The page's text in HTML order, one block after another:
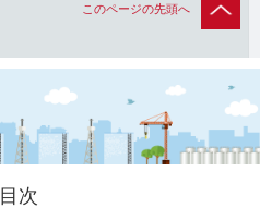
このページの先頭へ
目次